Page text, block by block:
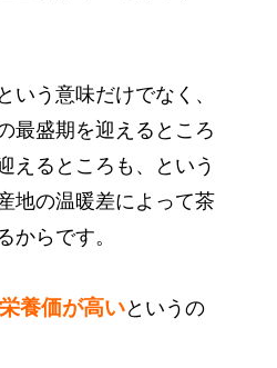
いう意味だけでなく、
最盛期を迎えるところ
えるところも、という
地の温暖差によって茶
からです。
養価が高いというの